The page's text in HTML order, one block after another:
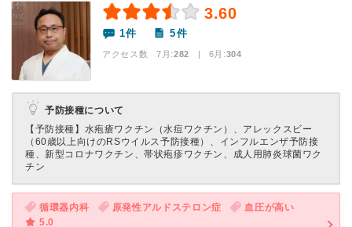
3.60
1件 5件
アクセス数 7月:282 | 6月:304
予防接種について
【予防接種】 水疱瘡ワクチン（水痘ワクチン）、アレックスビー
（60歳以上向けのRSウイルス予防接種）、インフルエンザ予防接
種、新型コロナワクチン、帯状疱疹ワクチン、成人用肺炎球菌ワク
チン
循環器内科 原発性アルドステロン症
血圧が高い
5.0